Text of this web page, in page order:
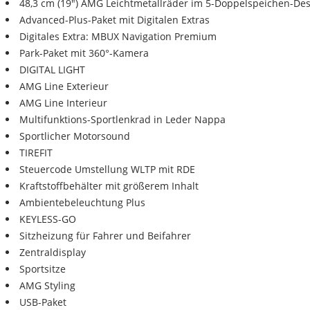
48,3 cm (19") AMG Leichtmetallräder im 5-Doppelspeichen-
Advanced-Plus-Paket mit Digitalen Extras
Digitales Extra: MBUX Navigation Premium
Park-Paket mit 360°-Kamera
DIGITAL LIGHT
AMG Line Exterieur
AMG Line Interieur
Multifunktions-Sportlenkrad in Leder Nappa
Sportlicher Motorsound
TIREFIT
Steuercode Umstellung WLTP mit RDE
Kraftstoffbehälter mit größerem Inhalt
Ambientebeleuchtung Plus
KEYLESS-GO
Sitzheizung für Fahrer und Beifahrer
Zentraldisplay
Sportsitze
AMG Styling
USB-Paket